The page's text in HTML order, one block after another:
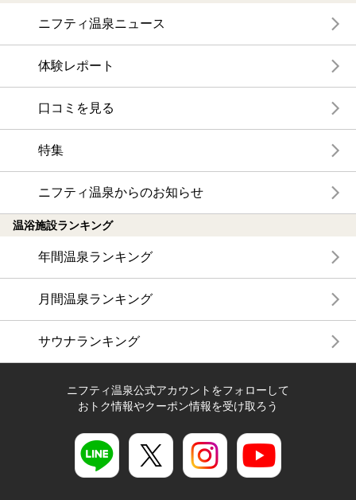
ニフティ温泉ニュース
体験レポート
口コミを見る
特集
ニフティ温泉からのお知らせ
温浴施設ランキング
年間温泉ランキング
月間温泉ランキング
サウナランキング
ニフティ温泉公式アカウントをフォローして
おトク情報やクーポン情報を受け取ろう